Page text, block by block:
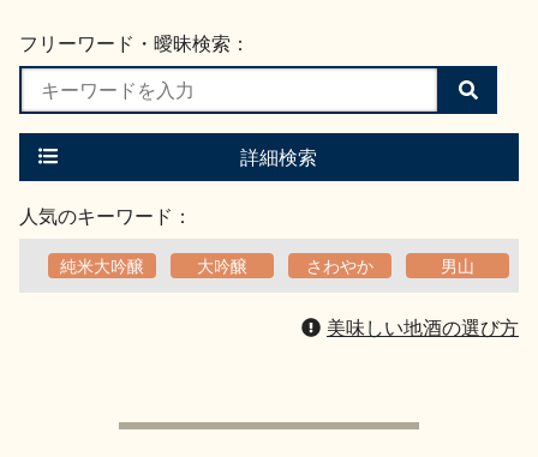
お楽しみコンテンツ
歳時記 地酒蔵元会検定
フリーワード・曖昧検索：
検
索
す
詳細検索
人気のキーワード：
純米大吟醸 大吟醸 さわやか 男山
美味しい地酒の選び方